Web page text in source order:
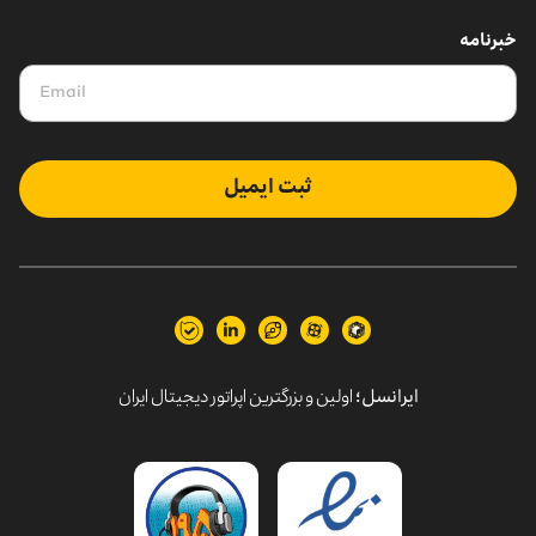
خبرنامه
ثبت ایمیل
ایرانسل؛اولین و بزرگترین اپراتور دیجیتال ایران